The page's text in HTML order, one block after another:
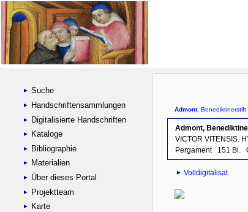
Suche
Handschriftensammlungen
Digitalisierte Handschriften
Kataloge
Bibliographie
Materialien
Über dieses Portal
Projektteam
Karte